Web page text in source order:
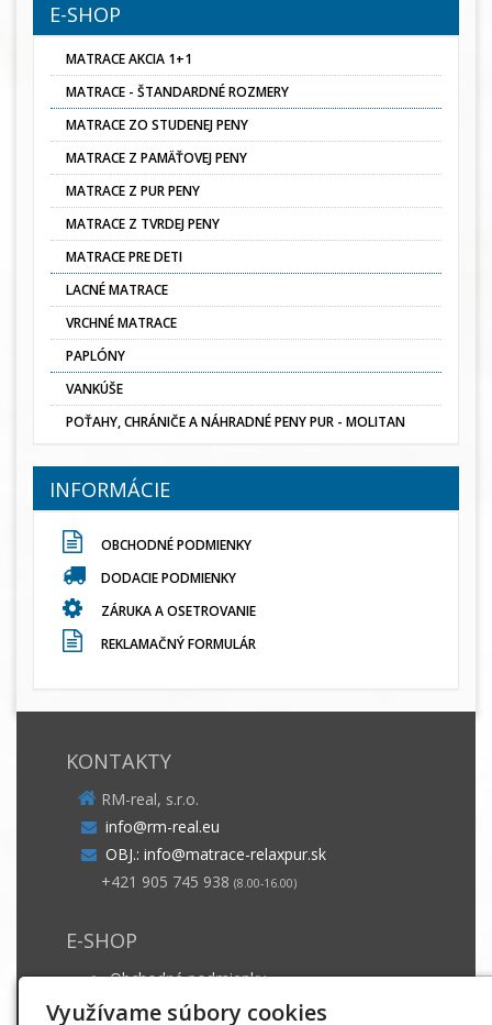
E-SHOP
MATRACE AKCIA 1+1
MATRACE - ŠTANDARDNÉ ROZMERY
MATRACE ZO STUDENEJ PENY
MATRACE Z PAMÄŤOVEJ PENY
MATRACE Z PUR PENY
MATRACE Z TVRDEJ PENY
MATRACE PRE DETI
LACNÉ MATRACE
VRCHNÉ MATRACE
PAPLÓNY
VANKÚŠE
POŤAHY, CHRÁNIČE A NÁHRADNÉ PENY PUR - MOLITAN
INFORMÁCIE
OBCHODNÉ PODMIENKY
DODACIE PODMIENKY
ZÁRUKA A OSETROVANIE
REKLAMAČNÝ FORMULÁR
KONTAKTY
RM-real, s.r.o.
info@rm-real.eu
OBJ.: info@matrace-relaxpur.sk
+421 905 745 938 (8.00-16.00)
E-SHOP
Obchodné podmienky
Dodacie podmienky
Využívame súbory cookies